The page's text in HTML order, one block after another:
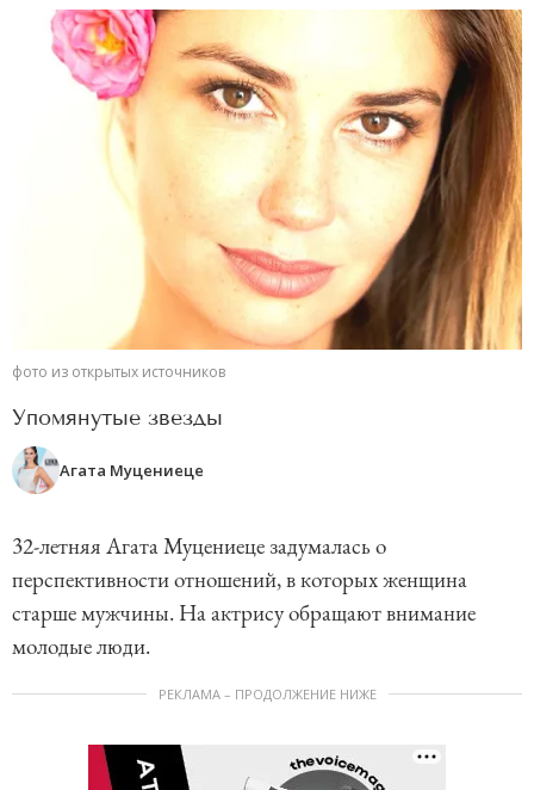
фото из открытых источников
Упомянутые звезды
Агата Муцениеце
32-летняя Агата Муцениеце задумалась о
перспективности отношений, в которых женщина
старше мужчины. На актрису обращают внимание
молодые люди.
РЕКЛАМА – ПРОДОЛЖЕНИЕ НИЖЕ